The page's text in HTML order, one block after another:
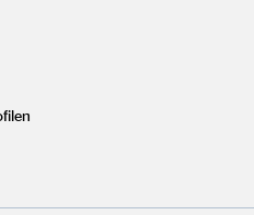
sind Finanzprofis, die in
mehr